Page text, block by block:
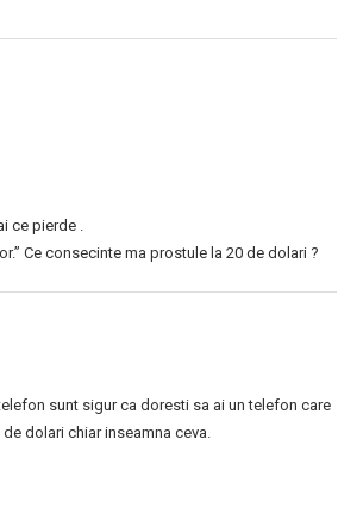
ce pierde .
Ce consecinte ma prostule la 20 de dolari ?
sunt sigur ca doresti sa ai un telefon care
dolari chiar inseamna ceva.